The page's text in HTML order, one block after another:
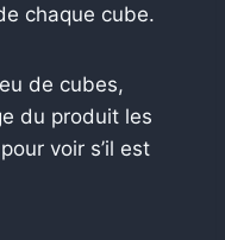
chaque cube.
de cubes,
du produit les
voir s’il est